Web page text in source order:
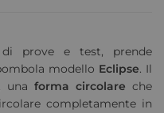
prove e test, prende
modello Eclipse. Il
una forma circolare che
completamente in